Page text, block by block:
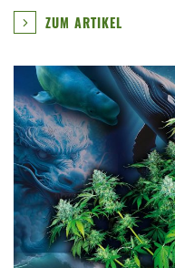
ZUM ARTIKEL